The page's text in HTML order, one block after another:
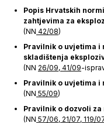
Popis Hrvatskih
zahtjevima za
(NN 42/08)
Pravilnik o uvjetima i
skladištenja
(NN 26/09, 41/09-
Pravilnik o uvjetima i
(NN 55/09)
Pravilnik o dozvoli
(NN 57/06, 21/07, 119/